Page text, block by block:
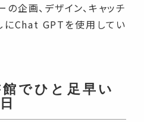
の企画、デザイン、キャッチ
にChat GPTを使用してい
館でひと足早い